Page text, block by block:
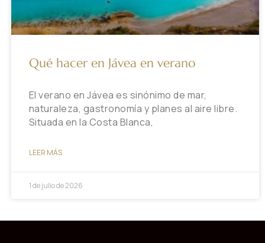
Qué hacer en Jávea en verano
El verano en Jávea es sinónimo de mar,
naturaleza, gastronomía y planes al aire libre.
Situada en la Costa Blanca,
LEER MÁS
1 de julio de 2026